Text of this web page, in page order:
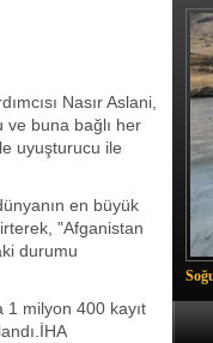
Nasır Aslani,
buna bağlı her
uyuşturucu ile
en büyük
"Afganistan
durumu
1 milyon 400 kayıt